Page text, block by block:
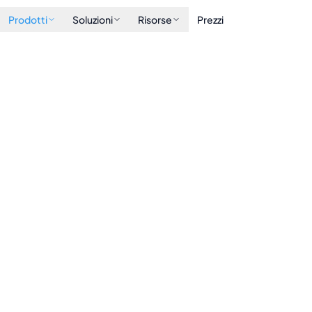
Prodotti Soluzioni Risorse Prezzi